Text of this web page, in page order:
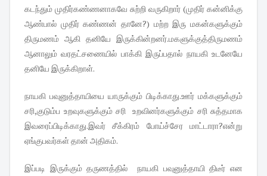
கடந்தும் முதிர்கண்ணனாகவே சுற்றி வருகிறார் (முதிர் கன்னிக்கு
ஆண்பால் முதிர் கண்ணன் தானே?) மற்ற இரு மகன்களுக்கும்
திருமணம் ஆகி தனியே இருக்கின்றனர்.மகளுக்குத்திருமணம்
ஆனாலும் வரதட்சணையில் பாக்கி இருப்பதால் நாயகி உடனேயே
தனியே இருக்கிறாள்.
நாயகி பவுனுத்தாயியை யாருக்கும் பிடிக்காது.ஊர் மக்களுக்கும்
சரி,குடும்ப உறவுகளுக்கும் சரி உறவினர்களுக்கும் சரி சுத்தமாக
இவரைப்பிடிக்காது.இவர் சீக்கிரம் போய்ச்சேர மாட்டாரா?என்று
ஏங்குபவர்கள் தான் அதிகம்.
இப்படி இருக்கும் தருணத்தில் நாயகி பவுனுத்தாயி திடீர் என